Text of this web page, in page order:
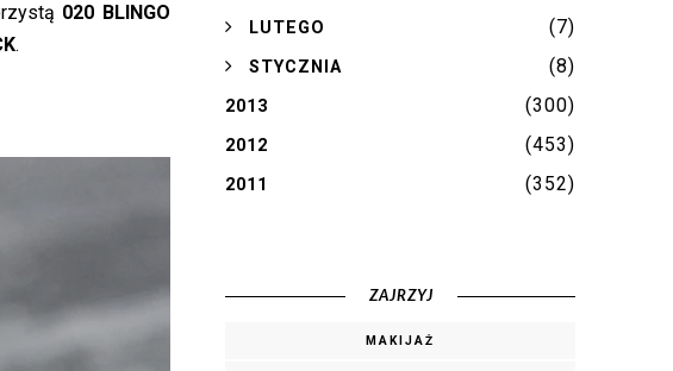
020 BLINGO
.
►LUTEGO (7)
►STYCZNIA (8)
2013 (300)
2012 (453)
2011 (352)
ZAJRZYJ
MAKIJAŻ